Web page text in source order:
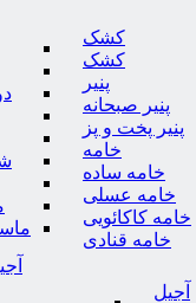
کشک
کشک
پنیر
پنیر صبحانه
پنیر پخت و پز
خامه
خامه ساده
خامه عسلی
خامه کاکائویی
خامه قنادی
آجیل